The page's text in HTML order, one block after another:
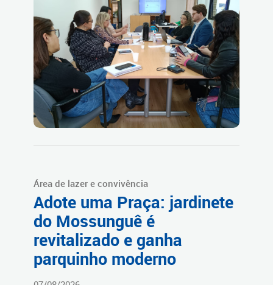
Área de lazer e convivência
Adote uma Praça: jardinete
do Mossunguê é
revitalizado e ganha
parquinho moderno